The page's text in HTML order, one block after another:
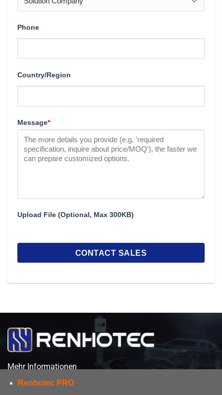
Phone
Country/Region
Message*
Upload File (Optional, Max 300KB)
Mehr Informationen
Renhotec PRO